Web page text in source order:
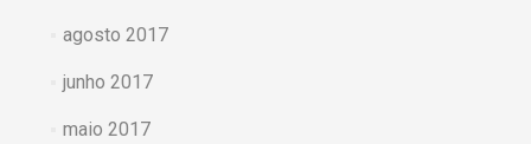
agosto 2017
junho 2017
maio 2017